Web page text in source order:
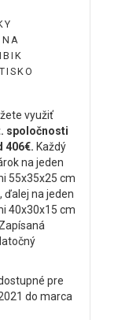
NA
využiť
spoločnosti
406€. Každý
na jeden
55x35x25 cm
ďalej na jeden
40x30x15 cm
pre
do marca